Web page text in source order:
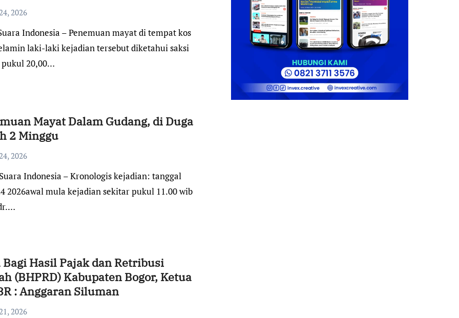
2026
laki-laki kejadian tersebut diketahui saksi
20,00…
Mayat Dalam Gudang, di Duga
2 Minggu
2026
2026awal mula kejadian sekitar pukul 11.00 wib
Bagi Hasil Pajak dan Retribusi
(BHPRD) Kabupaten Bogor, Ketua
: Anggaran Siluman
2026